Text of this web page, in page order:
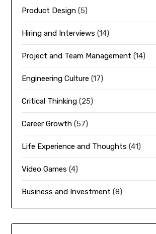
Product Design (5)
Hiring and Interviews (14)
Project and Team Management (14)
Engineering Culture (17)
Critical Thinking (25)
Career Growth (57)
Life Experience and Thoughts (41)
Video Games (4)
Business and Investment (8)